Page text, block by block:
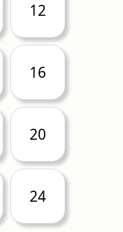
12
16
20
24